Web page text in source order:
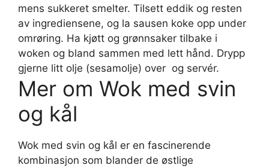
mens sukkeret smelter. Tilsett eddik og resten
av ingrediensene, og la sausen koke opp under
omrøring. Ha kjøtt og grønnsaker tilbake i
woken og bland sammen med lett hånd. Drypp
gjerne litt olje (sesamolje) over  og servér.
Mer om Wok med svin
og kål
Wok med svin og kål er en fascinerende
kombinasjon som blander de østlige